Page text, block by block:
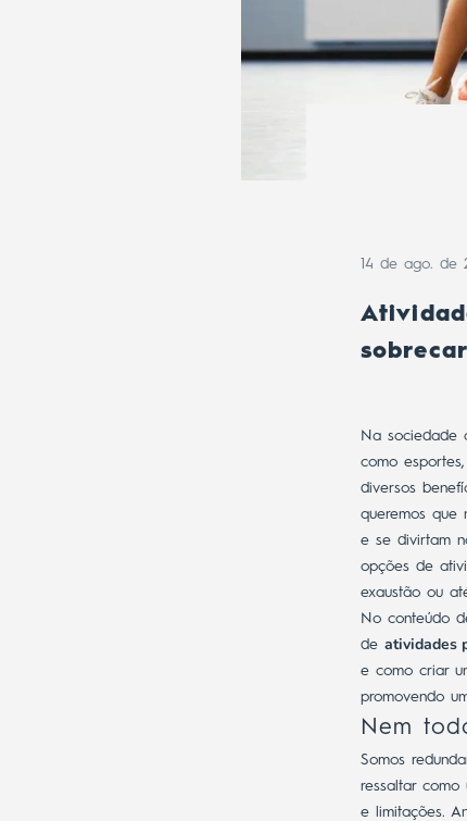
14 de ago. de
Na sociedade
como
diversos
queremos que
e se divirtam
opções de
exaustão ou
No conteúdo
de atividades
e como criar
promovendo
Nem
Somos
ressaltar como
e limitações.